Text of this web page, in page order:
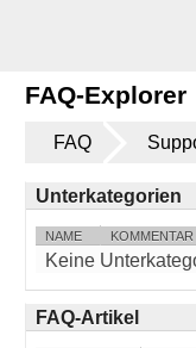
FAQ-Explorer
FAQ
Unterkategorien
NAME KOMMENTAR
Keine
FAQ-Artikel